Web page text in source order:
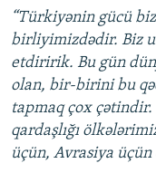
“Türkiyənin gücü
birliyimizdədir. Biz
etdiririk. Bu gün
olan, bir-birini bu
tapmaq çox
qardaşlığı
üçün, Avrasiya